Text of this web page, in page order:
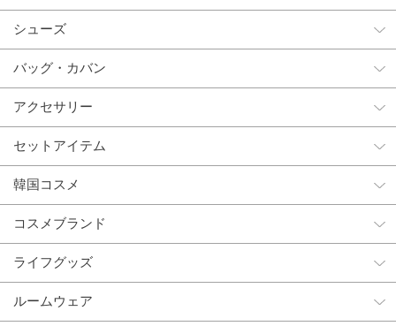
シューズ
バッグ・カバン
アクセサリー
セットアイテム
韓国コスメ
コスメブランド
ライフグッズ
ルームウェア